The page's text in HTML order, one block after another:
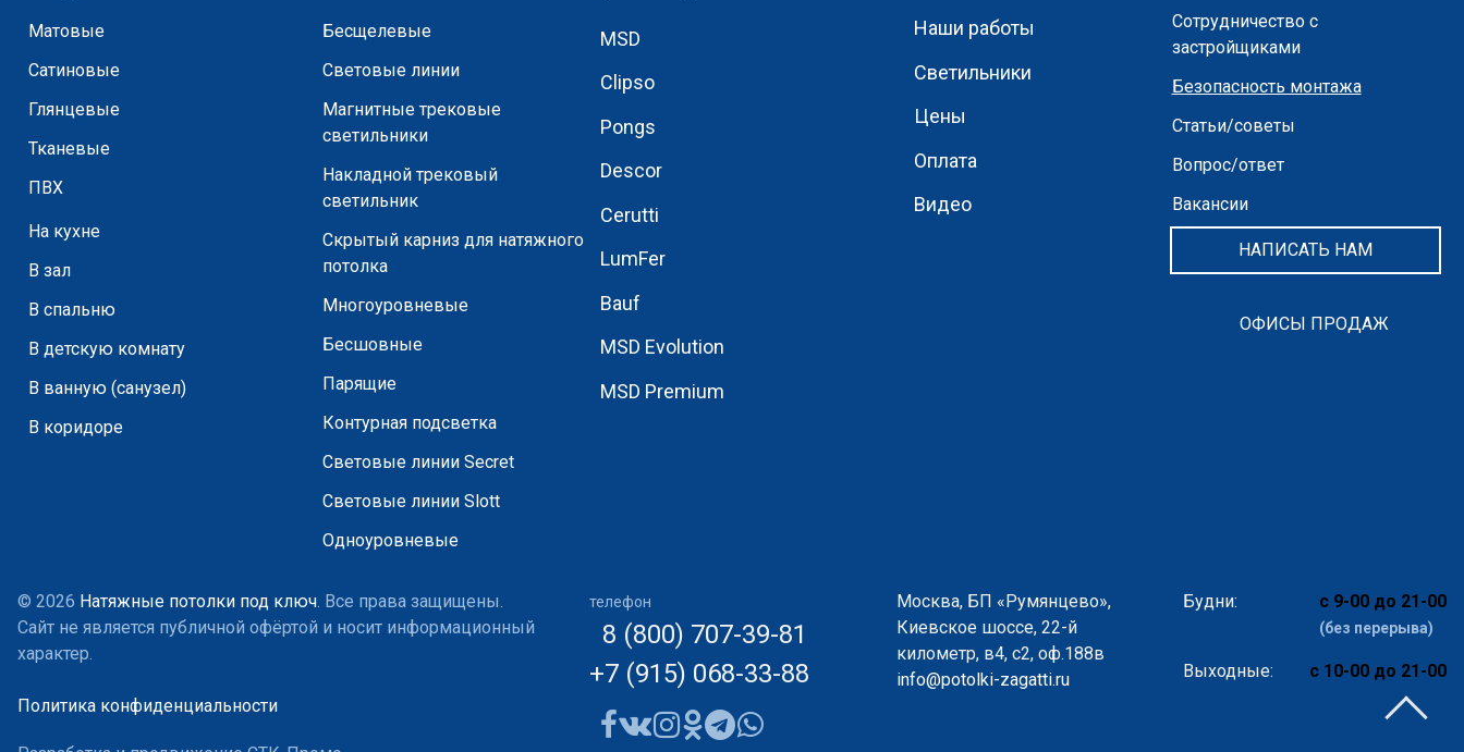
Матовые
Сатиновые
Глянцевые
Тканевые
ПВХ
На кухне
В зал
В спальню
В детскую комнату
В ванную (санузел)
В коридоре
Бесщелевые
Световые линии
Магнитные трековые
светильники
Накладной трековый
светильник
Скрытый карниз для натяжного
потолка
Многоуровневые
Бесшовные
Парящие
Контурная подсветка
Световые линии Secret
Световые линии Slott
Одноуровневые
MSD
Clipso
Pongs
Descor
Cerutti
LumFer
Bauf
MSD Evolution
MSD Premium
Наши работы
Светильники
Цены
Оплата
Видео
Сотрудничество с
застройщиками
Безопасность монтажа
Статьи/советы
Вопрос/ответ
Вакансии
НАПИСАТЬ НАМ
ОФИСЫ ПРОДАЖ
© 2026 Натяжные потолки под ключ . Все права защищены.
Сайт не является публичной офёртой и носит информационный
характер.
Политика конфиденциальности
телефон
8 (800) 707-39-81
+7 (915) 068-33-88
Москва, БП «Румянцево»,
Киевское шоссе, 22-й
километр, в4, с2, оф.188в
info@potolki-zagatti.ru
Будни: с 9-00 до 21-00
(без перерыва)
Выходные: с 10-00 до 21-00